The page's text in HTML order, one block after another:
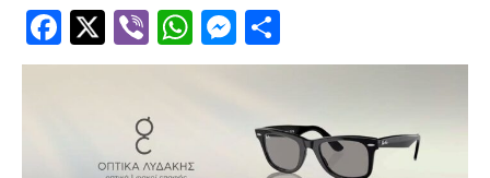
Facebook
Twitter
ViberWhatsApp
Messenger